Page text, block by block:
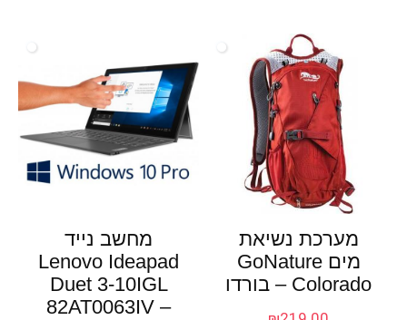
מערכת נשיאת
מים GoNature
Colorado – בורדו
מחשב נייד
Lenovo Ideapad
Duet 3-10IGL
82AT0063IV –